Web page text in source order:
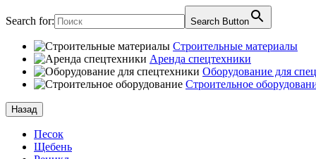
Search for: Search Button
Строительные материалы
Аренда спецтехники
Оборудование для
Строительное
Назад
Песок
Щебень